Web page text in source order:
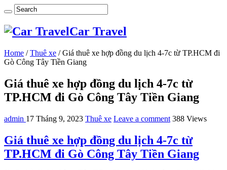
Car Travel
Home / Thuê xe / Giá thuê xe hợp đồng du lịch 4-7c từ TP.HCM đi
Gò Công Tây Tiền Giang
Giá thuê xe hợp đồng du lịch 4-7c từ
TP.HCM đi Gò Công Tây Tiền Giang
admin 17 Tháng 9, 2023 Thuê xe Leave a comment 388 Views
Giá thuê xe hợp đồng du lịch 4-7c từ
TP.HCM đi Gò Công Tây Tiền Giang